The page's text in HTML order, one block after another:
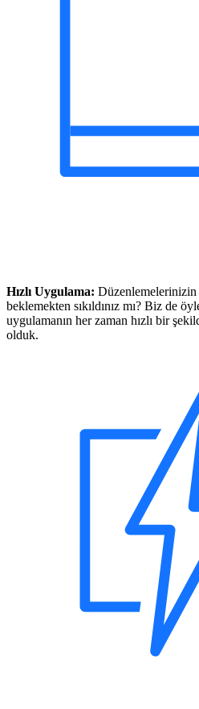
Hızlı Uygulama:
beklemekten sıkıldınız mı? Biz de
uygulamanın her zaman hızlı bir
olduk.